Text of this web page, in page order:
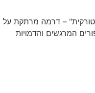
– דרמה מרתקת על
המרגשים והדמויות